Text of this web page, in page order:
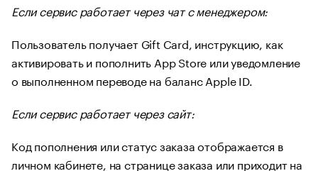
Если сервис работает через чат с менеджером:
Пользователь получает Gift Card, инструкцию, как
активировать и пополнить App Store или уведомление
о выполненном переводе на баланс Apple ID.
Если сервис работает через сайт:
Код пополнения или статус заказа отображается в
личном кабинете, на странице заказа или приходит на